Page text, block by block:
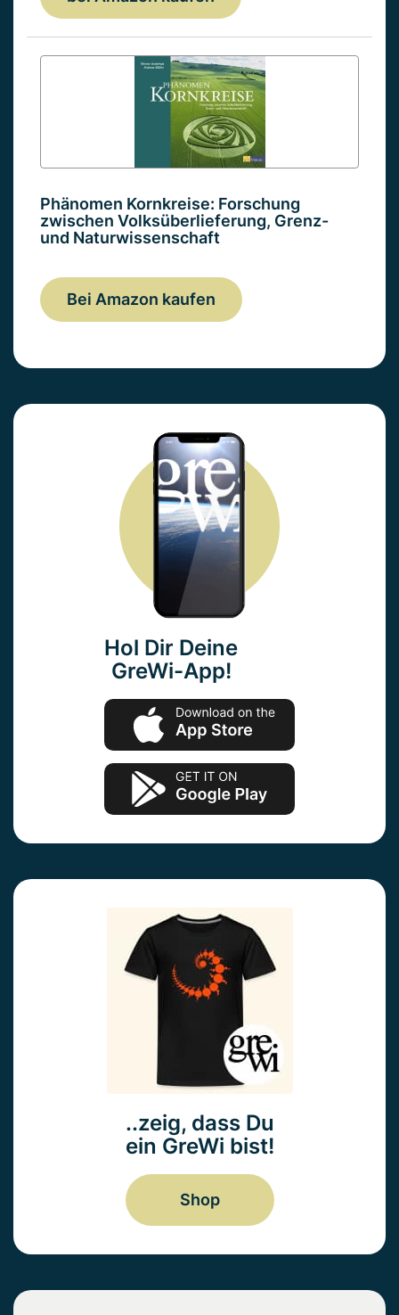
Phänomen Kornkreise: Forschung
zwischen Volksüberlieferung, Grenz-
und Naturwissenschaft
Bei Amazon kaufen
Hol Dir Deine
GreWi-App!
..zeig, dass Du
ein GreWi bist!
Shop